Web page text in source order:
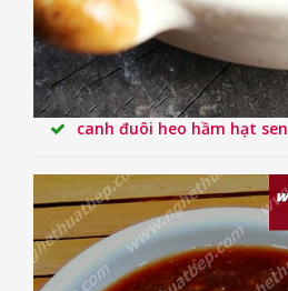
canh đuôi heo hầm hạt sen